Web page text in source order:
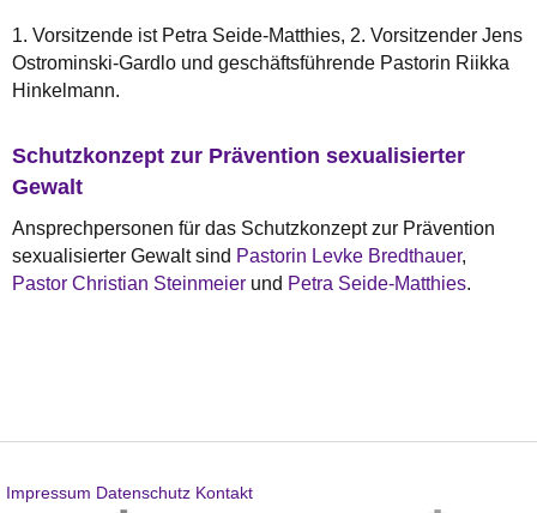
1. Vorsitzende ist Petra Seide-Matthies, 2. Vorsitzender Jens
Ostrominski-Gardlo und geschäftsführende Pastorin Riikka
Hinkelmann.
Schutzkonzept zur Prävention sexualisierter
Gewalt
Ansprechpersonen für das Schutzkonzept zur Prävention
sexualisierter Gewalt sind Pastorin Levke Bredthauer,
Pastor Christian Steinmeier und Petra Seide-Matthies.
Impressum Datenschutz Kontakt